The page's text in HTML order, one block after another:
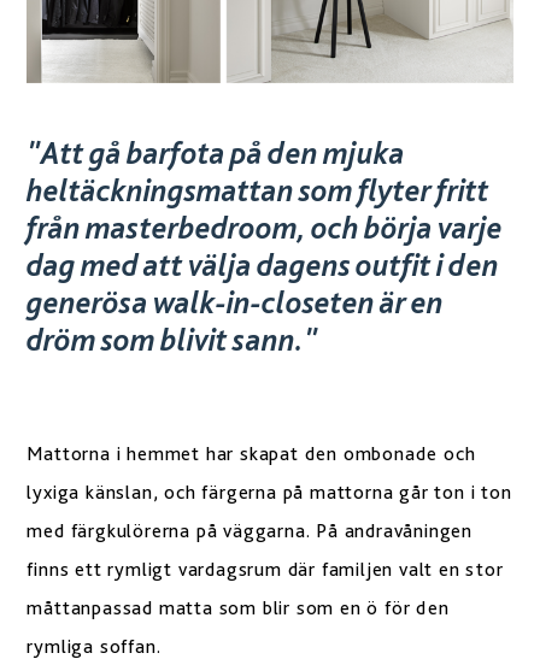
"Att gå barfota på den mjuka
heltäckningsmattan som flyter fritt
från masterbedroom, och börja varje
dag med att välja dagens outfit i den
generösa walk-in-closeten är en
dröm som blivit sann."
Mattorna i hemmet har skapat den ombonade och
lyxiga känslan, och färgerna på mattorna går ton i ton
med färgkulörerna på väggarna. På andravåningen
finns ett rymligt vardagsrum där familjen valt en stor
måttanpassad matta som blir som en ö för den
rymliga soffan.